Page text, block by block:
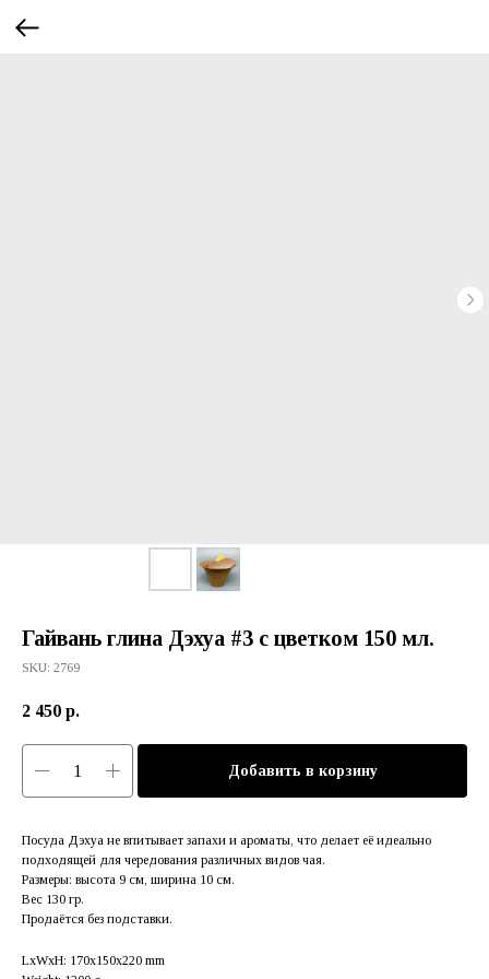
Гайвань глина Дэхуа #3 с цветком 150 мл.
SKU: 2769
2 450 р.
Добавить в корзину
Посуда Дэхуа не впитывает запахи и ароматы, что делает её идеально
подходящей для чередования различных видов чая.
Размеры: высота 9 см, ширина 10 см.
Вес 130 гр.
Продаётся без подставки.
LxWxH: 170x150x220 mm